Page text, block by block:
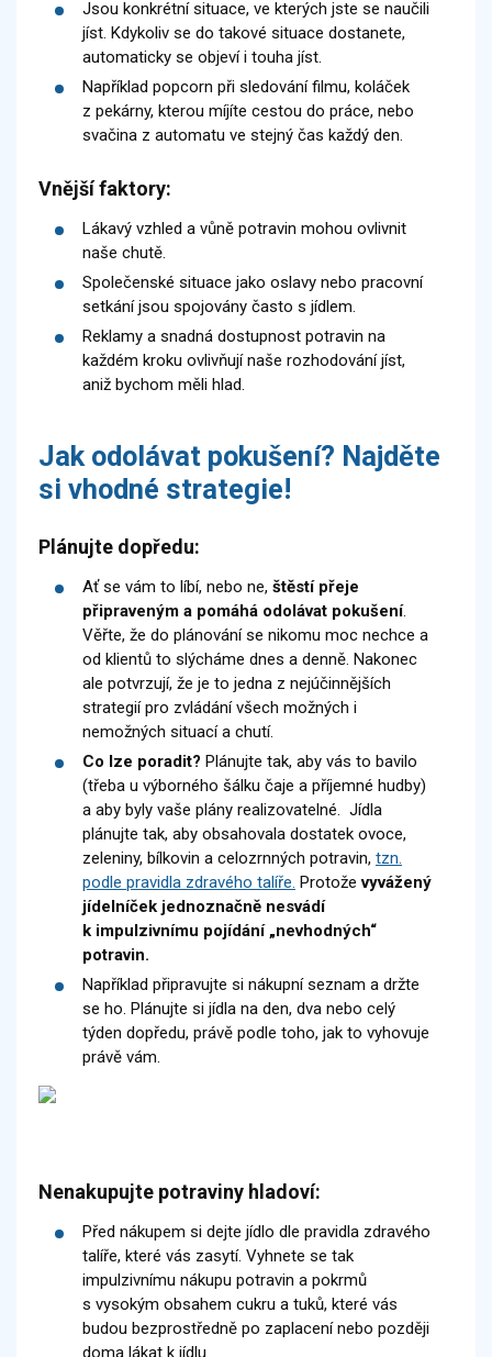
Jsou konkrétní situace, ve kterých jste se naučili
jíst. Kdykoliv se do takové situace dostanete,
automaticky se objeví i touha jíst.
Například popcorn při sledování filmu, koláček
z pekárny, kterou míjíte cestou do práce, nebo
svačina z automatu ve stejný čas každý den.
Vnější faktory:
Lákavý vzhled a vůně potravin mohou ovlivnit
naše chutě.
Společenské situace jako oslavy nebo pracovní
setkání jsou spojovány často s jídlem.
Reklamy a snadná dostupnost potravin na
každém kroku ovlivňují naše rozhodování jíst,
aniž bychom měli hlad.
Jak odolávat pokušení? Najděte
si vhodné strategie!
Plánujte dopředu:
Ať se vám to líbí, nebo ne, štěstí přeje
připraveným a pomáhá odolávat pokušení.
Věřte, že do plánování se nikomu moc nechce a
od klientů to slýcháme dnes a denně. Nakonec
ale potvrzují, že je to jedna z nejúčinnějších
strategií pro zvládání všech možných i
nemožných situací a chutí.
Co lze poradit? Plánujte tak, aby vás to bavilo
(třeba u výborného šálku čaje a příjemné hudby)
a aby byly vaše plány realizovatelné. Jídla
plánujte tak, aby obsahovala dostatek ovoce,
zeleniny, bílkovin a celozrnných potravin, tzn.
podle pravidla zdravého talíře. Protoževyvážený
jídelníček jednoznačně nesvádí
k impulzivnímu pojídání „nevhodných“
potravin.
Například připravujte si nákupní seznam a držte
se ho. Plánujte si jídla na den, dva nebo celý
týden dopředu, právě podle toho, jak to vyhovuje
právě vám.
Nenakupujte potraviny hladoví:
Před nákupem si dejte jídlo dle pravidla zdravého
talíře, které vás zasytí. Vyhnete se tak
impulzivnímu nákupu potravin a pokrmů
s vysokým obsahem cukru a tuků, které vás
budou bezprostředně po zaplacení nebo později
doma lákat k jídlu.